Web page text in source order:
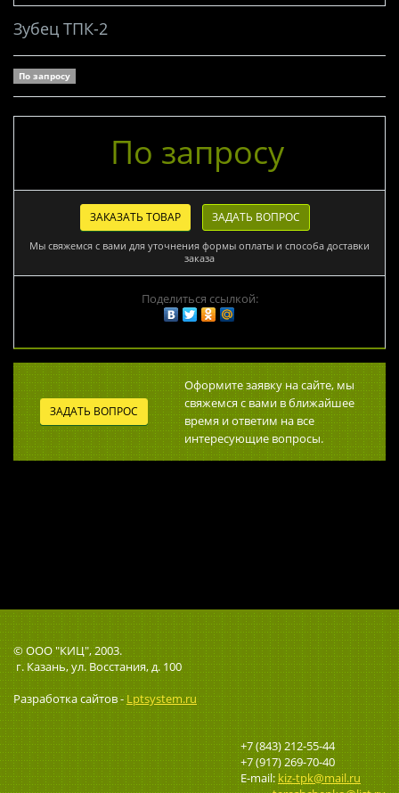
Зубец ТПК-2
По запросу
По запросу
ЗАКАЗАТЬ ТОВАР ЗАДАТЬ ВОПРОС
Мы свяжемся с вами для уточнения формы оплаты и способа доставки
заказа
Поделиться ссылкой:
ЗАДАТЬ ВОПРОС
Оформите заявку на сайте, мы
свяжемся с вами в ближайшее
время и ответим на все
интересующие вопросы.
© ООО "КИЦ", 2003.
г. Казань, ул. Восстания, д. 100
Разработка сайтов -Lptsystem.ru
+7 (843) 212-55-44
+7 (917) 269-70-40
E-mail:kiz-tpk@mail.ru